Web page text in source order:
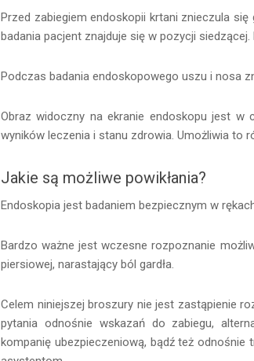
Przed zabiegiem endoskopii krtani znieczula
badania pacjent znajduje się w pozycji
Podczas badania endoskopowego uszu i nosa
Obraz widoczny na ekranie endoskopu jest w
wyników leczenia i stanu zdrowia. Umożliwia to
Jakie są możliwe powikłania?
Endoskopia jest badaniem bezpiecznym w
Bardzo ważne jest wczesne rozpoznanie
piersiowej, narastający ból gardła.
Celem niniejszej broszury nie jest zastąpienie
pytania odnośnie wskazań do zabiegu,
kompanię ubezpieczeniową, bądź też